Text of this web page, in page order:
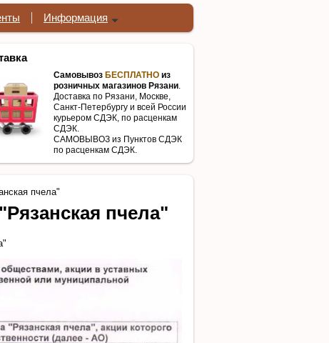
Информация
Самовывоз БЕСПЛАТНО из
розничных магазинов Рязани
Доставка по Рязани, Москве,
Санкт-Петербургу и всей России
курьером СДЭК, по расценкам
СДЭК.
САМОВЫВОЗ из Пунктов СДЭК
по расценкам СДЭК.
пчела"
пчела"